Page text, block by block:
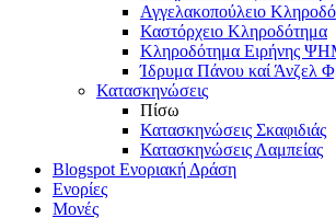
Αγγελακοπούλειο
Καστόρχειο Κληροδότημα
Κληροδότημα Ειρήνης
Ίδρυμα Πάνου καί Άνζελ
Κατασκηνώσεις
Πίσω
Κατασκηνώσεις Σκαφιδιάς
Κατασκηνώσεις Λαμπείας
Blogspot Ενοριακή Δράση
Ενορίες
Μονές